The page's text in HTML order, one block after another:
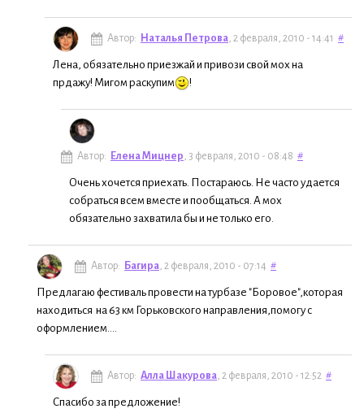
Автор: Наталья Петрова, 2 февраля, 2010 - 14:41 #
Лена, обязательно приезжай и привози свой мох на
прдажу! Мигом раскупим
!
Автор: Елена Мицнер, 3 февраля, 2010 - 08:48 #
Очень хочется приехать. Постараюсь. Не часто удается
собраться всем вместе и пообщаться. А мох
обязательно захватила бы и не только его.
Автор: Багира, 2 февраля, 2010 - 07:14 #
Предлагаю фестиваль провести на турбазе "Боровое",которая
находиться на 63 км Горьковского направления,помогу с
оформлением....
Автор: Алла Шакурова, 2 февраля, 2010 - 12:52 #
Спасибо за предложение!